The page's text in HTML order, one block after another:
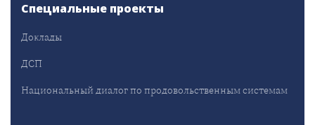
Специальные проекты
Доклады
ДСП
Национальный диалог по продовольственным системам